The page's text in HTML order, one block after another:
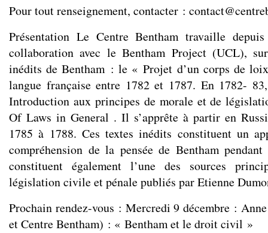
Pour tout renseignement, contacter :
Présentation Le Centre Bentham travaille
collaboration avec le Bentham Project (UCL),
inédits de Bentham : le « Projet d’un corps de
langue française entre 1782 et 1787. En 1782-
Introduction aux principes de morale et de
Of Laws in General . Il s’apprête à partir en
1785 à 1788. Ces textes inédits constituent un
compréhension de la pensée de Bentham
constituent également l’une des sources
législation civile et pénale publiés par Etienne
Prochain rendez-vous : Mercredi 9 décembre :
et Centre Bentham) : « Bentham et le droit civil »